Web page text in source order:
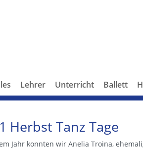
Lehrer Unterricht Ballett
Herbst Tanz Tage
Jahr konnten wir Anelia Troina,